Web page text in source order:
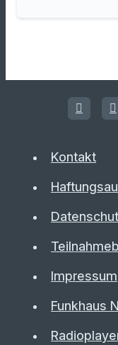
Kontakt
Impressum
Funkhaus